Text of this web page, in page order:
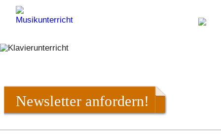
Newsletter anfordern!